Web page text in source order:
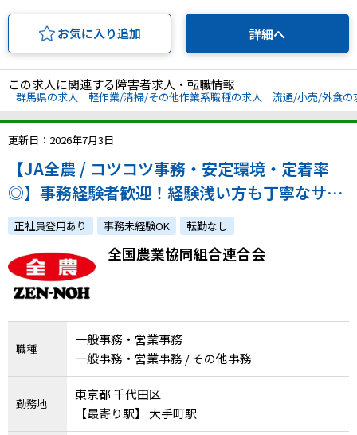
お気に入り追加 詳細へ
この求人に関連する障害者求人・転職情報
群馬県の求人 軽作業/清掃/その他作業系職種の求人 流通/小売/外食の
更新日：2026年7月3日
【JA全農 / コツコツ事務・安定環境・定着率
◎】事務経験者歓迎！経験浅い方も丁寧なサポ
ートで安心スタート◎3年目以降は無期雇用転
換制度あり・平均勤続年数17年
正社員登用あり 事務未経験OK 転勤なし
全国農業協同組合連合会
職種
一般事務・営業事務
一般事務・営業事務 / その他事務
勤務地
東京都 千代田区
【最寄り駅】 大手町駅